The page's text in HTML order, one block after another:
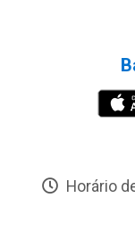
Horário